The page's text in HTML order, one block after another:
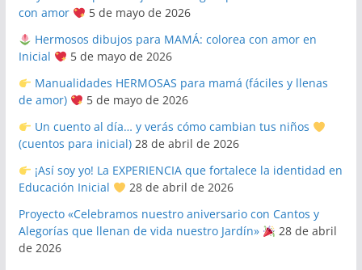
con amor
5 de mayo de 2026
Hermosos dibujos para MAMÁ: colorea con amor en
Inicial
5 de mayo de 2026
Manualidades HERMOSAS para mamá (fáciles y llenas
de amor)
5 de mayo de 2026
Un cuento al día… y verás cómo cambian tus niños
(cuentos para inicial) 28 de abril de 2026
¡Así soy yo! La EXPERIENCIA que fortalece la identidad en
Educación Inicial
28 de abril de 2026
Proyecto «Celebramos nuestro aniversario con Cantos y
Alegorías que llenan de vida nuestro Jardín»
28 de abril
de 2026